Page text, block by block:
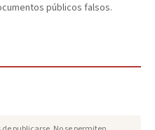
públicos falsos.